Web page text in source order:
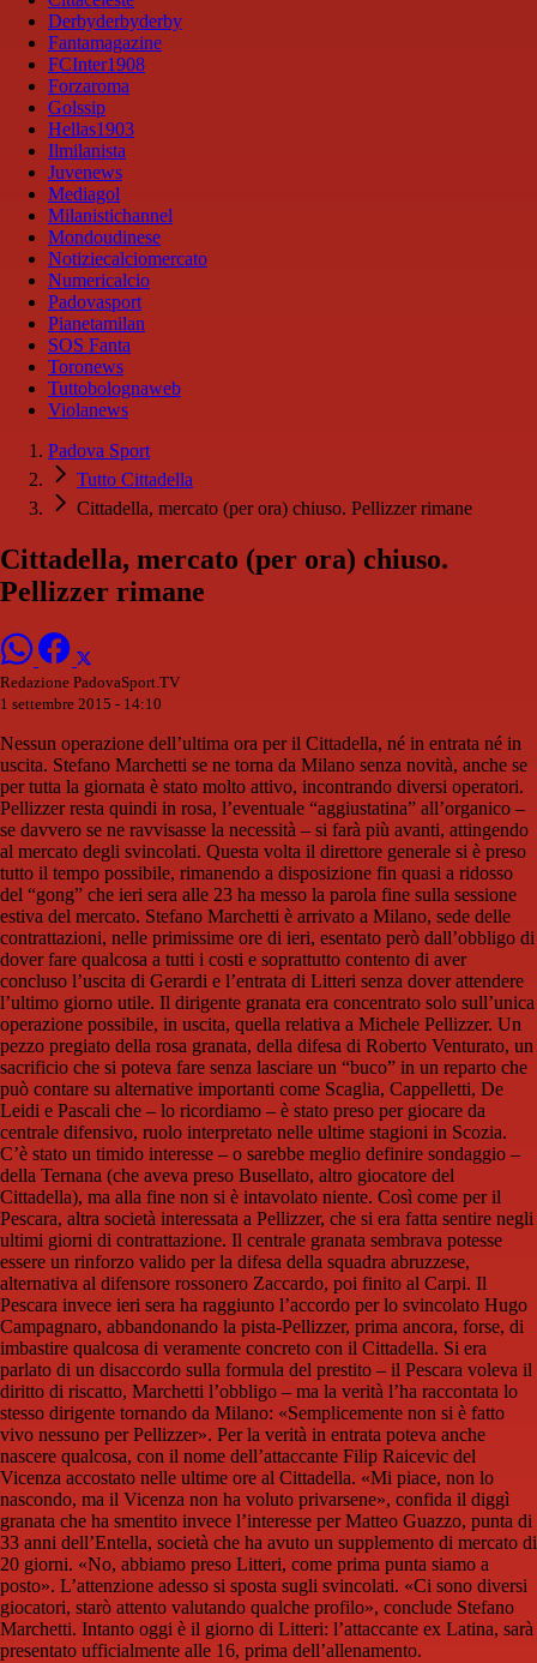
Derbyderbyderby
Fantamagazine
FCInter1908
Forzaroma
Golssip
Hellas1903
Ilmilanista
Juvenews
Mediagol
Milanistichannel
Mondoudinese
Notiziecalciomercato
Numericalcio
Padovasport
Pianetamilan
SOS Fanta
Toronews
Tuttobolognaweb
Violanews
Padova Sport
Tutto Cittadella
Cittadella, mercato (per ora) chiuso. Pellizzer rimane
Cittadella, mercato (per ora) chiuso.
Pellizzer rimane
Redazione PadovaSport.TV
1 settembre 2015 - 14:10
Nessun operazione dell’ultima ora per il Cittadella, né in entrata né in
uscita. Stefano Marchetti se ne torna da Milano senza novità, anche se
per tutta la giornata è stato molto attivo, incontrando diversi operatori.
Pellizzer resta quindi in rosa, l’eventuale “aggiustatina” all’organico –
se davvero se ne ravvisasse la necessità – si farà più avanti, attingendo
al mercato degli svincolati. Questa volta il direttore generale si è preso
tutto il tempo possibile, rimanendo a disposizione fin quasi a ridosso
del “gong” che ieri sera alle 23 ha messo la parola fine sulla sessione
estiva del mercato. Stefano Marchetti è arrivato a Milano, sede delle
contrattazioni, nelle primissime ore di ieri, esentato però dall’obbligo di
dover fare qualcosa a tutti i costi e soprattutto contento di aver
concluso l’uscita di Gerardi e l’entrata di Litteri senza dover attendere
l’ultimo giorno utile. Il dirigente granata era concentrato solo sull’unica
operazione possibile, in uscita, quella relativa a Michele Pellizzer. Un
pezzo pregiato della rosa granata, della difesa di Roberto Venturato, un
sacrificio che si poteva fare senza lasciare un “buco” in un reparto che
può contare su alternative importanti come Scaglia, Cappelletti, De
Leidi e Pascali che – lo ricordiamo – è stato preso per giocare da
centrale difensivo, ruolo interpretato nelle ultime stagioni in Scozia.
C’è stato un timido interesse – o sarebbe meglio definire sondaggio –
della Ternana (che aveva preso Busellato, altro giocatore del
Cittadella), ma alla fine non si è intavolato niente. Così come per il
Pescara, altra società interessata a Pellizzer, che si era fatta sentire negli
ultimi giorni di contrattazione. Il centrale granata sembrava potesse
essere un rinforzo valido per la difesa della squadra abruzzese,
alternativa al difensore rossonero Zaccardo, poi finito al Carpi. Il
Pescara invece ieri sera ha raggiunto l’accordo per lo svincolato Hugo
Campagnaro, abbandonando la pista-Pellizzer, prima ancora, forse, di
imbastire qualcosa di veramente concreto con il Cittadella. Si era
parlato di un disaccordo sulla formula del prestito – il Pescara voleva il
diritto di riscatto, Marchetti l’obbligo – ma la verità l’ha raccontata lo
stesso dirigente tornando da Milano: «Semplicemente non si è fatto
vivo nessuno per Pellizzer». Per la verità in entrata poteva anche
nascere qualcosa, con il nome dell’attaccante Filip Raicevic del
Vicenza accostato nelle ultime ore al Cittadella. «Mi piace, non lo
nascondo, ma il Vicenza non ha voluto privarsene», confida il diggì
granata che ha smentito invece l’interesse per Matteo Guazzo, punta di
33 anni dell’Entella, società che ha avuto un supplemento di mercato di
20 giorni. «No, abbiamo preso Litteri, come prima punta siamo a
posto». L’attenzione adesso si sposta sugli svincolati. «Ci sono diversi
giocatori, starò attento valutando qualche profilo», conclude Stefano
Marchetti. Intanto oggi è il giorno di Litteri: l’attaccante ex Latina, sarà
presentato ufficialmente alle 16, prima dell’allenamento.